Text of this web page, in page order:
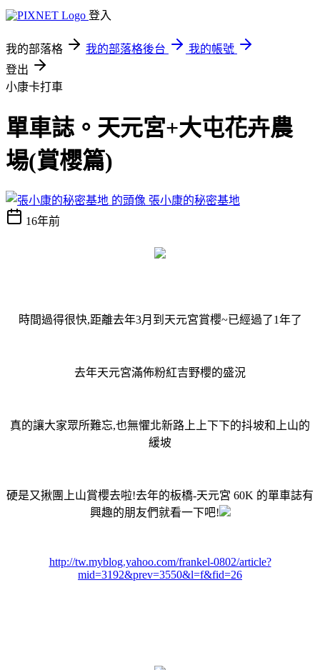
登入
我的部落格 我的部落格後台
我的帳號
登出
小康卡打車
單車誌。天元宮+大屯花卉農
場(賞櫻篇)
張小康的秘密基地
16年前
時間過得很快,距離去年3月到天元宮賞櫻~已經過了1年了
去年天元宮滿佈粉紅吉野櫻的盛況
真的讓大家眾所難忘,也無懼北新路上上下下的抖坡和上山的
緩坡
硬是又揪團上山賞櫻去啦!去年的板橋-天元宮 60K 的單車誌有
興趣的朋友們就看一下吧!
http://tw.myblog.yahoo.com/frankel-0802/article?
mid=3192&prev=3550&l=f&fid=26